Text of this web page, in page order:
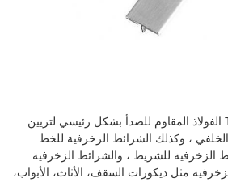
يتم استخدام طلاء قضبان T الفولاذ المقاوم للصدأ بشكل رئيسي لتزيين
، وكذلك الشرائط الزخرفية للخط
الزخرفية للشريط ، والشرائط الزخرفية
مثل ديكورات السقف، الأثاث، الأبواب،